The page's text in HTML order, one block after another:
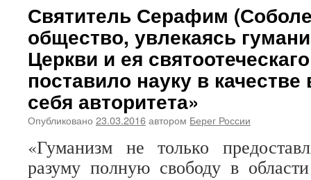
Святитель Серафим
общество, увлекаясь
Церкви и ея
поставило науку в
себя авторитета»
Опубликовано 23.03.2016автором Берег России
«Гуманизм не только
разуму полную свободу в